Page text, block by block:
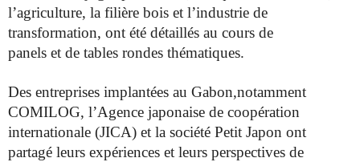
l’agriculture, la filière bois et l’industrie de
transformation, ont été détaillés au cours de
panels et de tables rondes thématiques.
Des entreprises implantées au Gabon,notamment
COMILOG, l’Agence japonaise de coopération
internationale (JICA) et la société Petit Japon ont
partagé leurs expériences et leurs perspectives de